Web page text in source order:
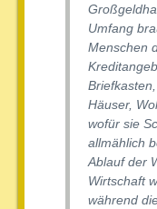
Umfang
Menschen
Häuser,
wofür sie
allmählich
Ablauf der
Wirtschaft
während